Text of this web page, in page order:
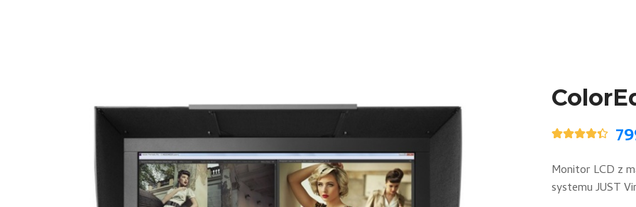
Oceniony
na
podstawie
5
ocen
Monitor LCD z
systemu JUST